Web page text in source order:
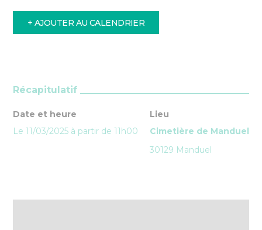
+ AJOUTER AU CALENDRIER
Récapitulatif
Date et heure
Le 11/03/2025 à partir de 11h00
Lieu
Cimetière de Manduel
30129 Manduel